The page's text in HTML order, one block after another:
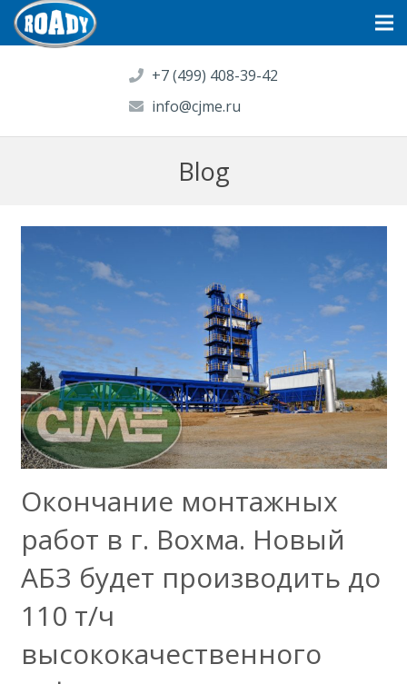
+7 (499) 408-39-42
info@cjme.ru
Blog
Окончание монтажных
работ в г. Вохма. Новый
АБЗ будет производить до
110 т/ч
высококачественного